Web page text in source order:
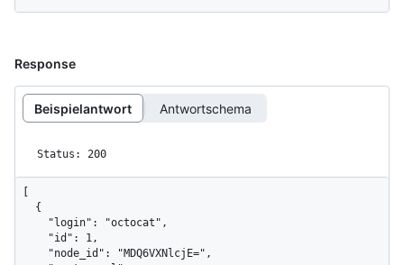
Response
Beispielantwort Antwortschema
Status: 200